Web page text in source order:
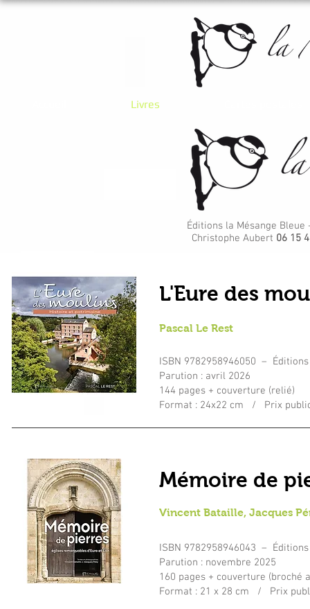
Livres
Éditions la Mésange
Christophe Aubert 06 15
L'Eure des
Pascal Le Rest
ISBN 9782958946050 –
Parution : avril 2026
144 pages + couverture (relié)
Format : 24x22 cm / Prix
Mémoire de
Vincent Bataille, Jacques
ISBN 9782958946043 – Éditions
Parution : novembre 2025
160 pages + couverture (broché
Format : 21 x 28 cm / Prix